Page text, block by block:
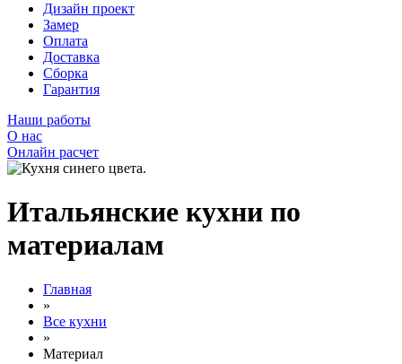
Дизайн проект
Замер
Оплата
Доставка
Сборка
Гарантия
Наши работы
О нас
Онлайн расчет
Итальянские кухни по
материалам
Главная
»
Все кухни
»
Материал